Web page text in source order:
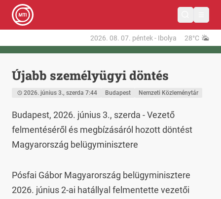
2026. 08. 07. péntek- Ibolya 28°C
Újabb személyügyi döntés
2026. június 3., szerda 7:44 Budapest Nemzeti Közleménytár
Budapest, 2026. június 3., szerda - Vezető
felmentéséről és megbízásáról hozott döntést
Magyarország belügyminisztere
Pósfai Gábor Magyarország belügyminisztere
2026. június 2-ai hatállyal felmentette vezetői